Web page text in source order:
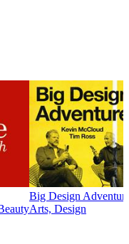
Big Design
Arts, Design